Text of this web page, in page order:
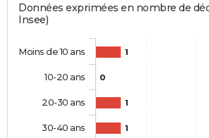
Données exprimées en nombre de
Insee)
1
0
1
1
Moins de 10 ans
10-20 ans
20-30 ans
30-40 ans